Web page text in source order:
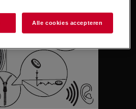
Alle cookies accepteren